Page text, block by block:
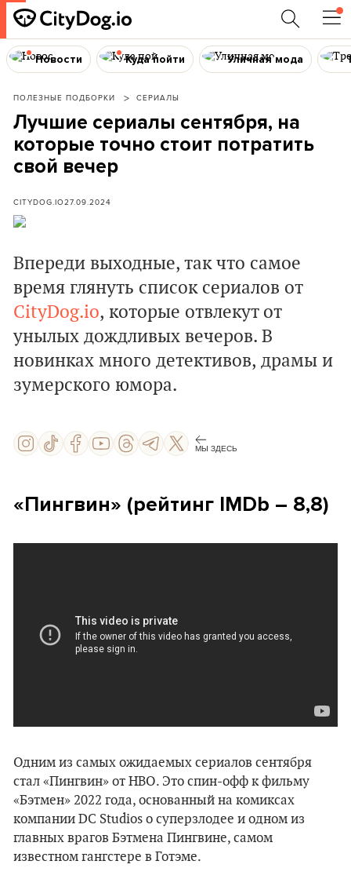
Новости Куда пойти Уличная мода
ПОЛЕЗНЫЕ ПОДБОРКИ СЕРИАЛЫ
Лучшие сериалы сентября, на
которые точно стоит потратить
свой вечер
CITYDOG.IO27.09.2024
Впереди выходные, так что самое
время глянуть список сериалов от
CityDog.io, которые отвлекут от
унылых дождливых вечеров. В
новинках много детективов, драмы и
зумерского юмора.
МЫ ЗДЕСЬ
«Пингвин» (рейтинг IMDb – 8,8)
Одним из самых ожидаемых сериалов сентября
стал «Пингвин» от HBO. Это спин-офф к фильму
«Бэтмен» 2022 года, основанный на комиксах
компании DC Studios о суперзлодее и одном из
главных врагов Бэтмена Пингвине, самом
известном гангстере в Готэме.